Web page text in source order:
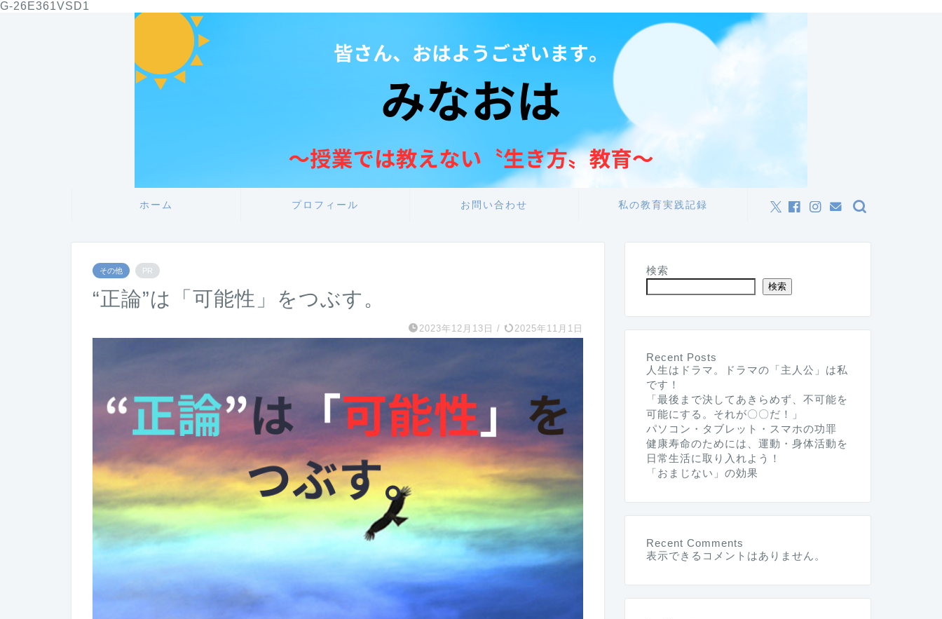
G-26E361VSD1
ホーム プロフィール お問い合わせ 私の教育実践記録
その他 PR
“正論”は「可能性」をつぶす。
2023年12月13日 / 2025年11月1日
検索
検索
Recent Posts
人生はドラマ。ドラマの「主人公」は私
です！
「最後まで決してあきらめず、不可能を
可能にする。それが〇〇だ！」
パソコン・タブレット・スマホの功罪
健康寿命のためには、運動・身体活動を
日常生活に取り入れよう！
「おまじない」の効果
Recent Comments
表示できるコメントはありません。